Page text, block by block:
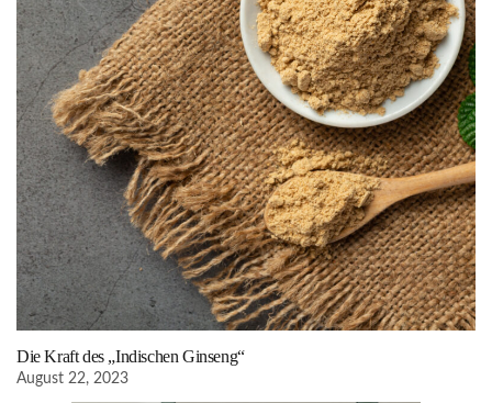
Die Kraft des „Indischen Ginseng“
August 22, 2023